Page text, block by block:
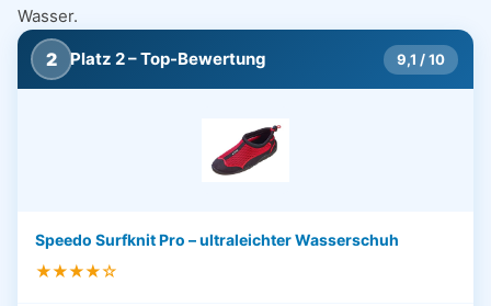
Wasser.
2 Platz 2 – Top-Bewertung 9,1 / 10
Speedo Surfknit Pro – ultraleichter Wasserschuh
★★★★☆